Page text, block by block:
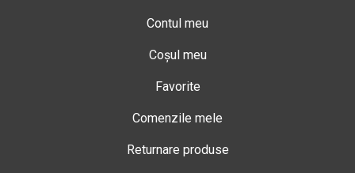
Contul meu
Coșul meu
Favorite
Comenzile mele
Returnare produse